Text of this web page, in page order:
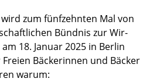
zum fünfzehnten Mal von
Bündnis zur Wir-
18. Januar 2025 in Berlin
Bäckerinnen und Bäcker
warum: